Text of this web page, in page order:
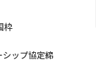
枠
シップ協定締